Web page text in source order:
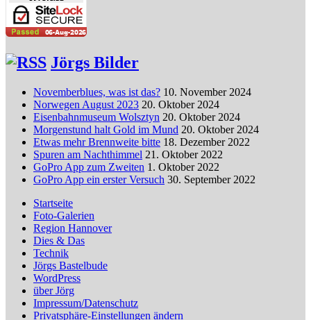
Jörgs Bilder
Novemberblues, was ist das? 10. November 2024
Norwegen August 2023 20. Oktober 2024
Eisenbahnmuseum Wolsztyn 20. Oktober 2024
Morgenstund halt Gold im Mund 20. Oktober 2024
Etwas mehr Brennweite bitte 18. Dezember 2022
Spuren am Nachthimmel 21. Oktober 2022
GoPro App zum Zweiten 1. Oktober 2022
GoPro App ein erster Versuch 30. September 2022
Startseite
Foto-Galerien
Region Hannover
Dies & Das
Technik
Jörgs Bastelbude
WordPress
über Jörg
Impressum/Datenschutz
Privatsphäre-Einstellungen ändern